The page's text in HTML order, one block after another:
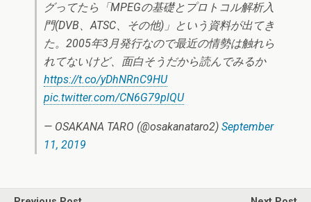
グってたら「MPEGの基礎とプロトコル解析入
門(DVB、ATSC、その他)」という資料が出てき
た。2005年3月発行なので最近の情勢は触れら
れてないけど、面白そうだから読んでみるか
https://t.co/yDhNRnC9HU
pic.twitter.com/CN6G79plQU
— OSAKANA TARO (@osakanataro2) September
11, 2019